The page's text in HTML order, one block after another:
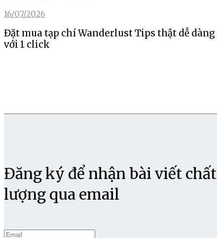
16/07/2026
Đặt mua tạp chí Wanderlust Tips thật dễ dàng
với 1 click
Đăng ký để nhận bài viết chất
lượng qua email